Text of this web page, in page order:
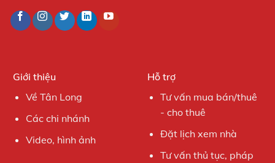
Giới thiệu
Về Tân Long
Các chi nhánh
Video, hình ảnh
Hỗ trợ
Tư vấn mua bán/thuê
- cho thuê
Đặt lịch xem nhà
Tư vấn thủ tục, pháp